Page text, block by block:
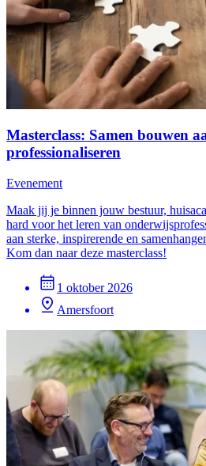
Masterclass: Samen bouwen
professionaliseren
Evenement
Maak jij je binnen jouw bestuur,
hard voor het leren van
aan sterke, inspirerende en
Kom dan naar deze masterclass!
1 oktober 2026
Amersfoort